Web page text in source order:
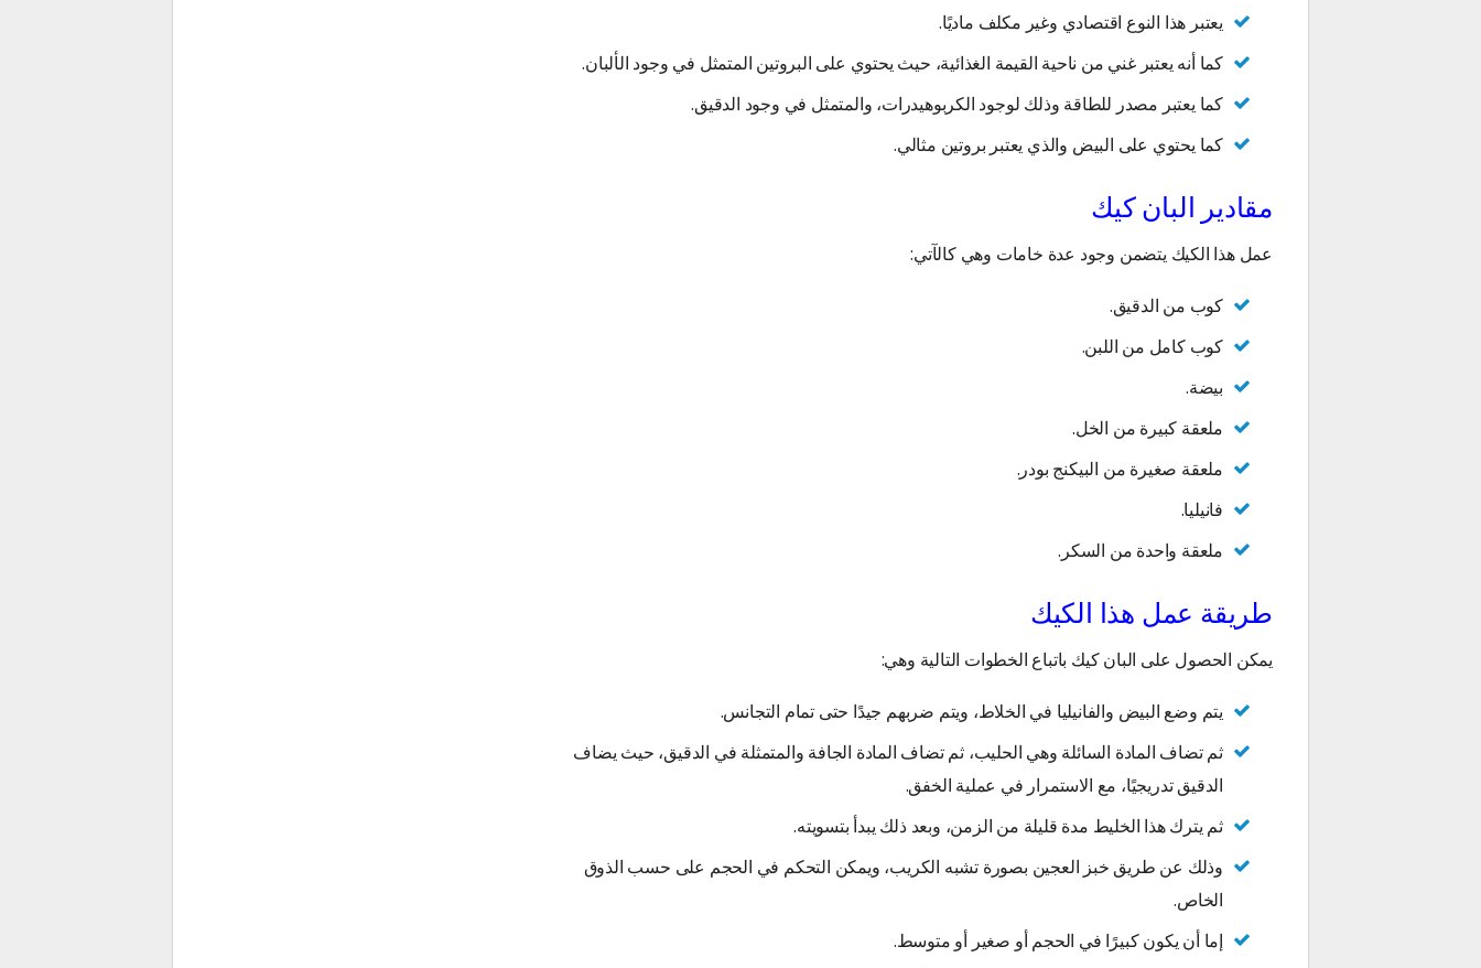
يعتبر هذا النوع اقتصادي وغير مكلف ماديًا.
كما أنه يعتبر غني من ناحية القيمة الغذائية، حيث يحتوي على البروتين المتمثل في وجود الألبان.
كما يعتبر مصدر للطاقة وذلك لوجود الكربوهيدرات، والمتمثل في وجود الدقيق.
كما يحتوي على البيض والذي يعتبر بروتين مثالي.
مقادير البان كيك
عمل هذا الكيك يتضمن وجود عدة خامات وهي كالآتي:
كوب من الدقيق.
كوب كامل من اللبن.
بيضة.
ملعقة كبيرة من الخل.
ملعقة صغيرة من البيكنج بودر.
فانيليا.
ملعقة واحدة من السكر.
طريقة عمل هذا الكيك
يمكن الحصول على البان كيك باتباع الخطوات التالية وهي:
يتم وضع البيض والفانيليا في الخلاط، ويتم ضربهم جيدًا حتى تمام التجانس.
ثم تضاف المادة السائلة وهي الحليب، ثم تضاف المادة الجافة والمتمثلة في الدقيق، حيث يضاف
الدقيق تدريجيًا، مع الاستمرار في عملية الخفق.
ثم يترك هذا الخليط مدة قليلة من الزمن، وبعد ذلك يبدأ بتسويته.
وذلك عن طريق خبز العجين بصورة تشبه الكريب، ويمكن التحكم في الحجم على حسب الذوق
الخاص.
إما أن يكون كبيرًا في الحجم أو صغير أو متوسط.